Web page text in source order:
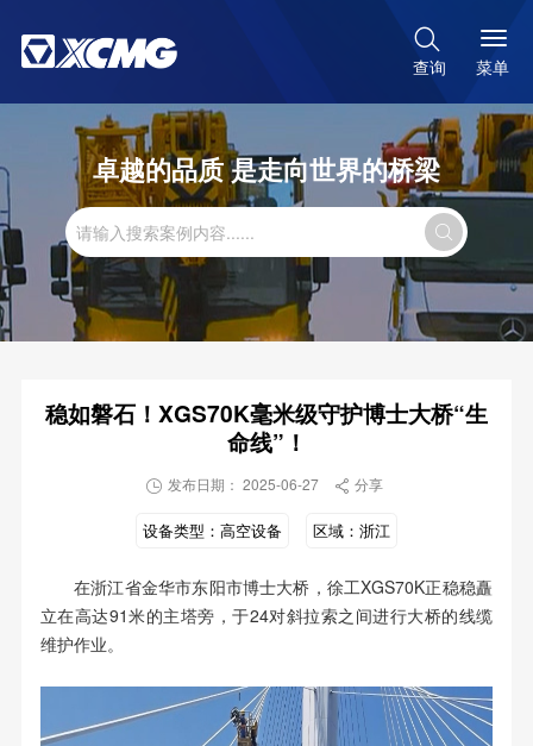

查询 菜单
卓越的品质 是走向世界的桥梁

稳如磐石！XGS70K毫米级守护博士大桥“生
命线”！
 发布日期： 2025-06-27  分享
设备类型： 高空设备 区域： 浙江
在浙江省金华市东阳市博士大桥，徐工XGS70K正稳稳矗
立在高达91米的主塔旁，于24对斜拉索之间进行大桥的线缆
维护作业。